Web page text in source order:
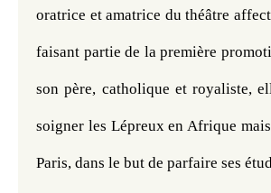
oratrice et amatrice du théâtre
faisant partie de la première
son père, catholique et royaliste,
soigner les Lépreux en Afrique
Paris, dans le but de parfaire ses